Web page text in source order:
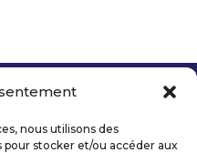
nous utilisons des
stocker et/ou accéder aux